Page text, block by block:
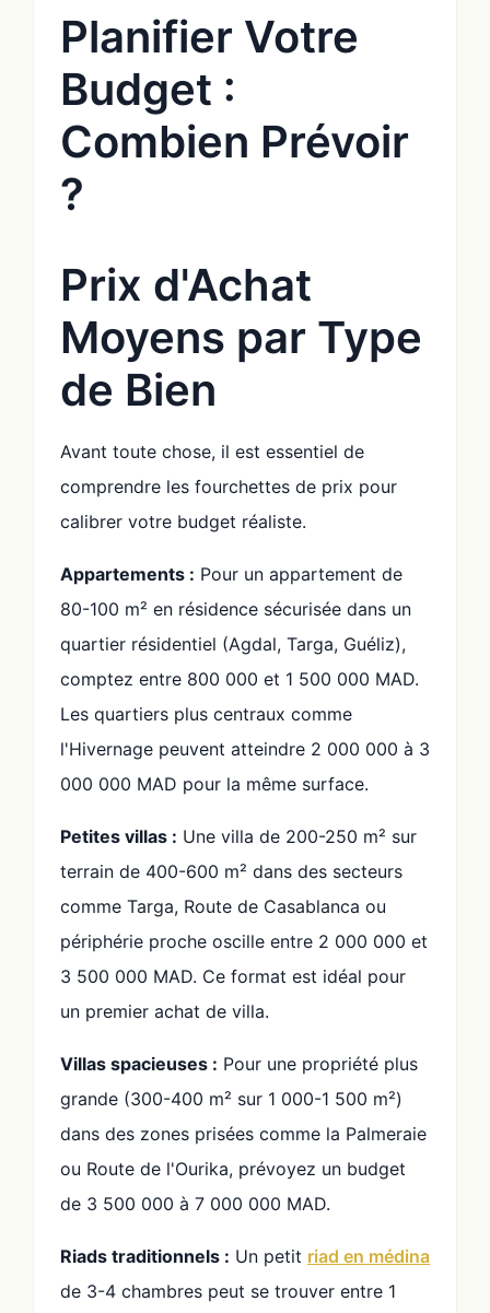
Planifier Votre
Budget :
Combien Prévoir
?
Prix d'Achat
Moyens par Type
de Bien
Avant toute chose, il est essentiel de
comprendre les fourchettes de prix pour
calibrer votre budget réaliste.
Appartements : Pour un appartement de
80-100 m² en résidence sécurisée dans un
quartier résidentiel (Agdal, Targa, Guéliz),
comptez entre 800 000 et 1 500 000 MAD.
Les quartiers plus centraux comme
l'Hivernage peuvent atteindre 2 000 000 à 3
000 000 MAD pour la même surface.
Petites villas : Une villa de 200-250 m² sur
terrain de 400-600 m² dans des secteurs
comme Targa, Route de Casablanca ou
périphérie proche oscille entre 2 000 000 et
3 500 000 MAD. Ce format est idéal pour
un premier achat de villa.
Villas spacieuses : Pour une propriété plus
grande (300-400 m² sur 1 000-1 500 m²)
dans des zones prisées comme la Palmeraie
ou Route de l'Ourika, prévoyez un budget
de 3 500 000 à 7 000 000 MAD.
Riads traditionnels : Un petit riad en médina
de 3-4 chambres peut se trouver entre 1